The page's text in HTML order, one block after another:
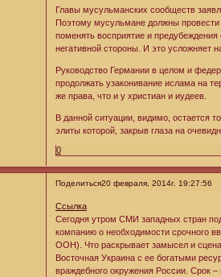
Главы мусульманских сообществ
Поэтому мусульмане должны
поменять восприятие и
негативной стороны. И это усложняет
Руководство Германии в целом и
продолжать узаконивание ислама на
же права, что и у христиан и иудеев.
В данной ситуации, видимо, остается
элиты которой, закрыв глаза на
0
Поделиться20 февраля, 2014г. 19:27:56
Ссылка
Сегодня утром СМИ западных стран
компанию о необходимости срочного
ООН). Что раскрывает замысел и
Восточная Украина с ее богатыми
враждебного окружения России. Срок